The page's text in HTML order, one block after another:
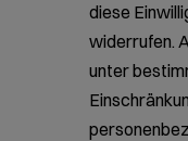
diese
widerrufen.
unter